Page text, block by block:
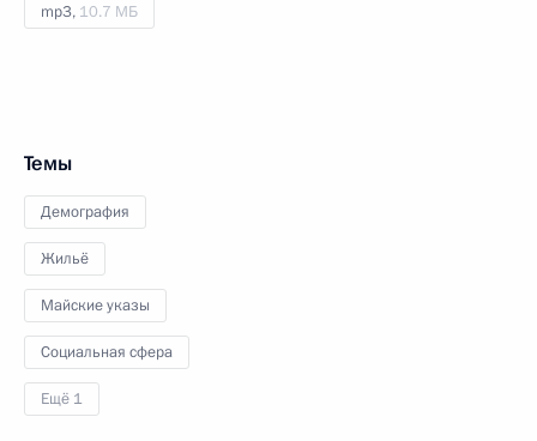
mp3, 10.7 МБ
Темы
Демография
Жильё
Майские указы
Социальная сфера
Ещё 1